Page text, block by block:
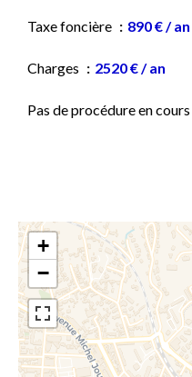
Taxe foncière 890 € / an
Charges 2520 € / an
Pas de procédure en cours
+
−